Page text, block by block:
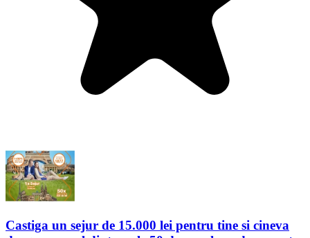
Castiga un sejur de 15.000 lei pentru tine si cineva